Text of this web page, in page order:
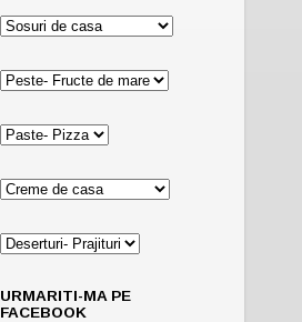
URMARITI-MA PE
FACEBOOK